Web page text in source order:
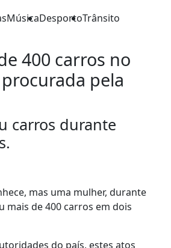
MúsicaDesportoTrânsito
400 carros no
pela
carros durante
mas uma mulher, durante
mais de 400 carros em dois
do país, estes atos